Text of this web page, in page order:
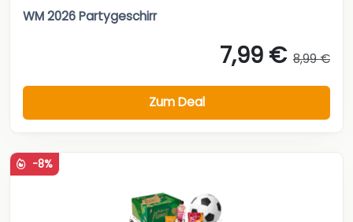
WM 2026 Partygeschirr
7,99 € 8,99 €
Zum Deal
-8%